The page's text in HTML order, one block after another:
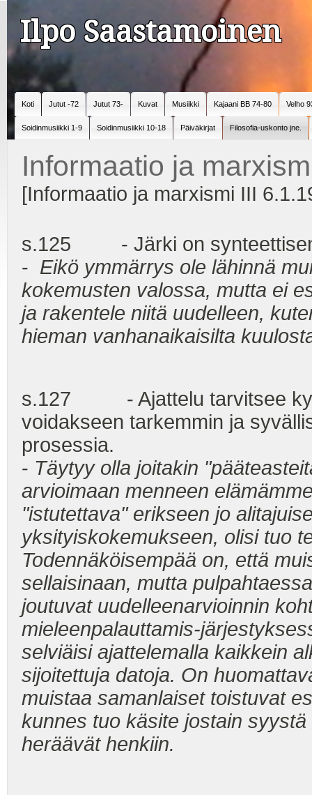
Ilpo Saastamoinen
Koti Jutut -72 Jutut 73- Kuvat Musiikki Kajaani BB 74-80 Velho
Soidinmusiikki 1-9 Soidinmusiikki 10-18 Päiväkirjat Filosofia-uskonto jne.
Informaatio ja
[Informaatio ja marxismi III
s.125 - Järki on synteettisen
- Eikö ymmärrys ole lähinnä
kokemusten valossa, mutta ei
ja rakentele niitä uudelleen,
hieman vanhanaikaisilta
s.127 - Ajattelu tarvitsee
voidakseen tarkemmin ja
prosessia.
- Täytyy olla joitakin
arvioimaan menneen
"istutettava" erikseen jo
yksityiskokemukseen, olisi tuo
Todennäköisempää on, että
sellaisinaan, mutta
joutuvat uudelleenarvioinnin
mieleenpalauttamis-
selviäisi ajattelemalla kaikkein
sijoitettuja datoja. On
muistaa samanlaiset toistuvat
kunnes tuo käsite jostain
heräävät henkiin.